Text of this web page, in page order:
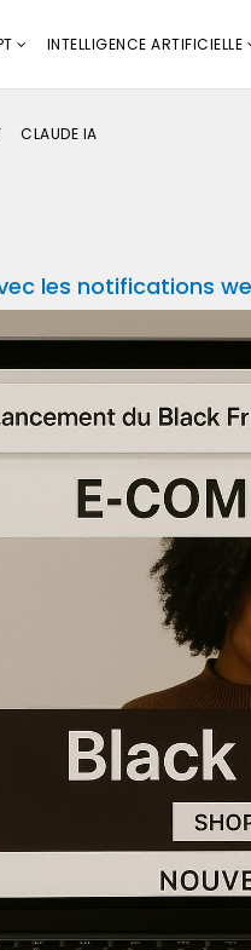
INTELLIGENCE ARTIFICIELLE
CLAUDE IA
les notifications